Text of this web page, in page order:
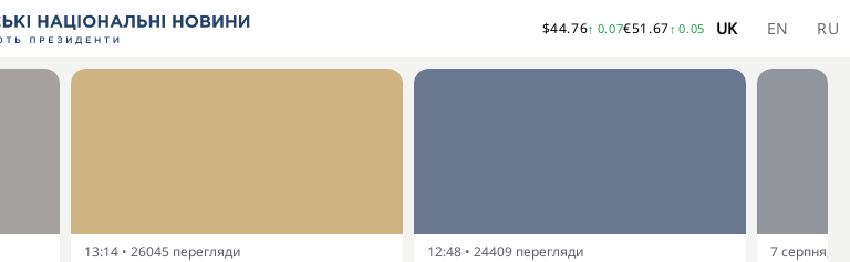
$44.76↑ 0.07€51.67↑ 0.05 UK EN RU
13:14 • 26045 перегляди 12:48 • 24409 перегляди 7 серпня,